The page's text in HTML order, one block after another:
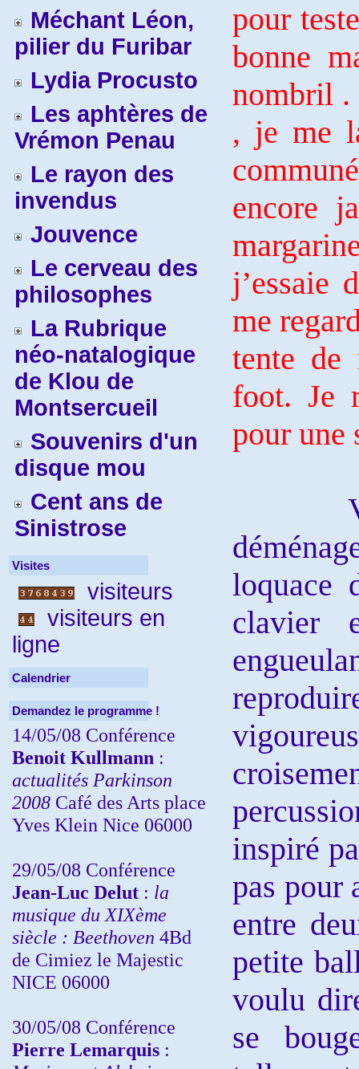
Méchant Léon,
pilier du Furibar
Lydia Procusto
Les aphtères de
Vrémon Penau
Le rayon des
invendus
Jouvence
Le cerveau des
philosophes
La Rubrique
néo-natalogique
de Klou de
Montsercueil
Souvenirs d'un
disque mou
Cent ans de
Sinistrose
Visites
visiteurs
visiteurs en
ligne
Calendrier
Demandez le programme !
14/05/08 Conférence
Benoit Kullmann :
actualités Parkinson
2008 Café des Arts place
Yves Klein Nice 06000
29/05/08 Conférence
Jean-Luc Delut : la
musique du XIXème
siècle : Beethoven 4Bd
de Cimiez le Majestic
NICE 06000
30/05/08 Conférence
Pierre Lemarquis :
pour
bonne
nombril .
, je me
encore
j’essaie
me
tente de
foot. Je
pour une
Victor
loquace
clavier
inspiré
pas pour
entre
petite
voulu
se